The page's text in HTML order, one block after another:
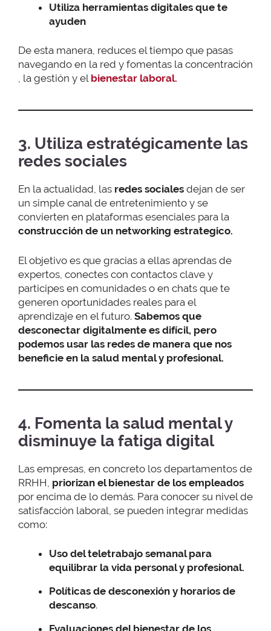
Utiliza herramientas digitales que te
ayuden
De esta manera, reduces el tiempo que pasas
navegando en la red y fomentas la concentración
, la gestión y el bienestar laboral.
3. Utiliza estratégicamente las
redes sociales
En la actualidad, las redes sociales dejan de ser
un simple canal de entretenimiento y se
convierten en plataformas esenciales para la
construcción de un networking estrategico.
El objetivo es que gracias a ellas aprendas de
expertos, conectes con contactos clave y
participes en comunidades o en chats que te
generen oportunidades reales para el
aprendizaje en el futuro. Sabemos que
desconectar digitalmente es difícil, pero
podemos usar las redes de manera que nos
beneficie en la salud mental y profesional.
4. Fomenta la salud mental y
disminuye la fatiga digital
Las empresas, en concreto los departamentos de
RRHH, priorizan el bienestar de los empleados
por encima de lo demás. Para conocer su nivel de
satisfacción laboral, se pueden integrar medidas
como:
Uso del teletrabajo semanal para
equilibrar la vida personal y profesional.
Políticas de desconexión y horarios de
descanso.